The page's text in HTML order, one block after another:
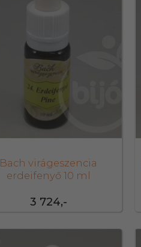
3 724,-
Bach virágeszencia
erdeifenyő 10 ml